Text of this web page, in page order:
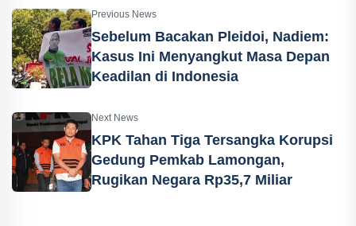
Previous News
Sebelum Bacakan Pleidoi, Nadiem:
Kasus Ini Menyangkut Masa Depan
Keadilan di Indonesia
Next News
KPK Tahan Tiga Tersangka Korupsi
Gedung Pemkab Lamongan,
Rugikan Negara Rp35,7 Miliar